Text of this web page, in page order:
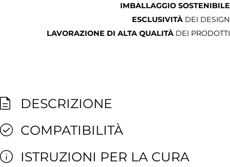
IMBALLAGGIO SOSTENIBILE
ESCLUSIVITÀ DEI DESIGN
LAVORAZIONE DI ALTA QUALITÀ DEI PRODOTTI
DESCRIZIONE
COMPATIBILITÀ
ISTRUZIONI PER LA CURA